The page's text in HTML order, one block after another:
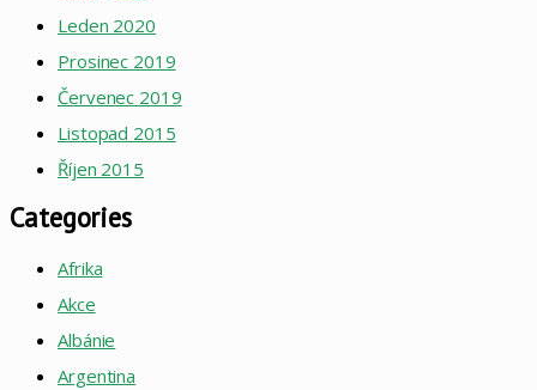
Leden 2020
Prosinec 2019
Červenec 2019
Listopad 2015
Říjen 2015
Categories
Afrika
Akce
Albánie
Argentina